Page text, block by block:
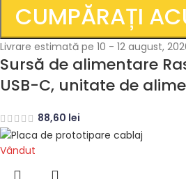
CUMPĂRAȚI
Livrare estimată pe 10 - 12 august,
Sursă de alimentare
USB-C, unitate de
88,60 lei
Vândut